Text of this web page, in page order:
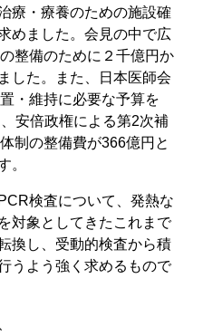
療・療養のための施設確
めました。会見の中で広
整備のために２千億円か
した。また、日本医師会
・維持に必要な予算を
安倍政権による第2次補
制の整備費が366億円と
。
検査について、発熱な
対象としてきたこれまで
換し、受動的検査から積
うよう強く求めるもので